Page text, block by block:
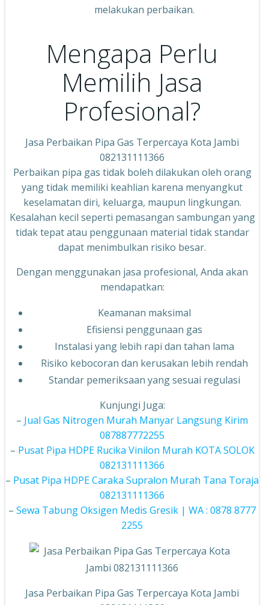
melakukan perbaikan.
Mengapa Perlu
Memilih Jasa
Profesional?
Jasa Perbaikan Pipa Gas Terpercaya Kota Jambi
082131111366
Perbaikan pipa gas tidak boleh dilakukan oleh orang
yang tidak memiliki keahlian karena menyangkut
keselamatan diri, keluarga, maupun lingkungan.
Kesalahan kecil seperti pemasangan sambungan yang
tidak tepat atau penggunaan material tidak standar
dapat menimbulkan risiko besar.
Dengan menggunakan jasa profesional, Anda akan
mendapatkan:
Keamanan maksimal
Efisiensi penggunaan gas
Instalasi yang lebih rapi dan tahan lama
Risiko kebocoran dan kerusakan lebih rendah
Standar pemeriksaan yang sesuai regulasi
Kunjungi Juga:
– Jual Gas Nitrogen Murah Manyar Langsung Kirim
087887772255
– Pusat Pipa HDPE Rucika Vinilon Murah KOTA SOLOK
082131111366
– Pusat Pipa HDPE Caraka Supralon Murah Tana Toraja
082131111366
– Sewa Tabung Oksigen Medis Gresik | WA : 0878 8777
2255
Jasa Perbaikan Pipa Gas Terpercaya Kota Jambi